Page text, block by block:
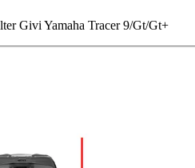
Givi Yamaha Tracer 9/Gt/Gt+